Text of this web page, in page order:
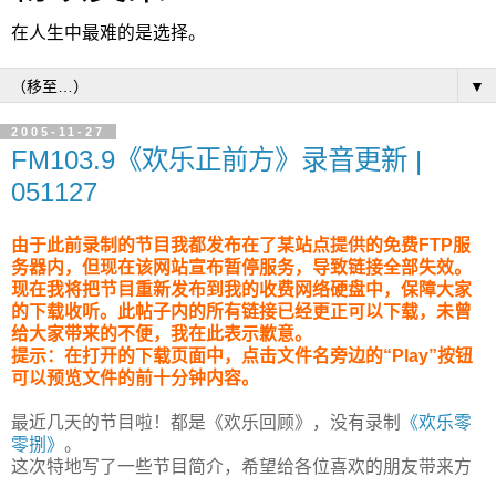
在人生中最难的是选择。
▼
2005-11-27
FM103.9《欢乐正前方》录音更新 |
051127
由于此前录制的节目我都发布在了某站点提供的免费FTP服
务器内，但现在该网站宣布暂停服务，导致链接全部失效。
现在我将把节目重新发布到我的收费网络硬盘中，保障大家
的下载收听。此帖子内的所有链接已经更正可以下载，未曾
给大家带来的不便，我在此表示歉意。
提示：在打开的下载页面中，点击文件名旁边的“Play”按钮
可以预览文件的前十分钟内容。
最近几天的节目啦！都是《欢乐回顾》，没有录制
《欢乐零
零捌》 。
这次特地写了一些节目简介，希望给各位喜欢的朋友带来方